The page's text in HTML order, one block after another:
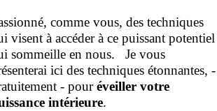
comme vous, des techniques
visent à accéder à ce puissant potentiel
sommeille en nous. Je vous
ici des techniques étonnantes, -
- pouréveiller votre
intérieure.